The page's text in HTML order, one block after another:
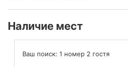
Наличие мест
Ваш поиск: 1 номер 2 гостя